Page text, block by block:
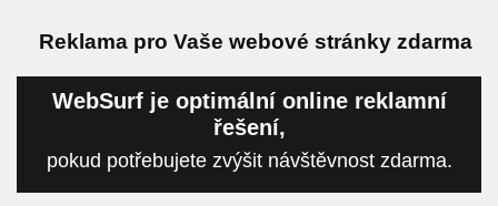
Reklama pro Vaše webové stránky zdarma
WebSurf je optimální online reklamní
řešení,
pokud potřebujete zvýšit návštěvnost zdarma.